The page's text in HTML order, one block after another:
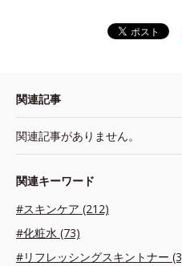
関連記事
関連記事がありません。
関連キーワード
#スキンケア (212)
#化粧水 (73)
#リフレッシングスキントナー